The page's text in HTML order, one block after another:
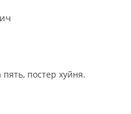
постер хуйня.